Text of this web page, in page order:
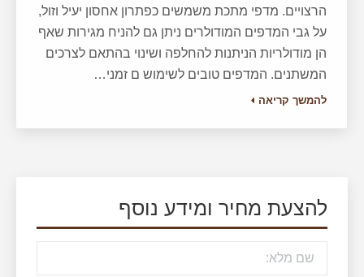
הרצויים. מדפי מתכת משמשים כפתרון אחסון יעיל וזול,
על גבי המדפים המודולרים ניתן גם להניח מגירות שאף
הן מודולריות הניתנות להחלפה ושינוי בהתאם לצרכים
המשתנים. המדפים טובים לשימוש ם זמני…
להמשך קריאה
להצעת מחיר ומידע נוסף